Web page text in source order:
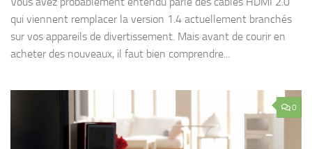
qui viennent remplacer la version 1.4 actuellement branchés
sur vos appareils de divertissement. Mais avant de courir en
acheter des nouveaux, il faut bien comprendre...
0